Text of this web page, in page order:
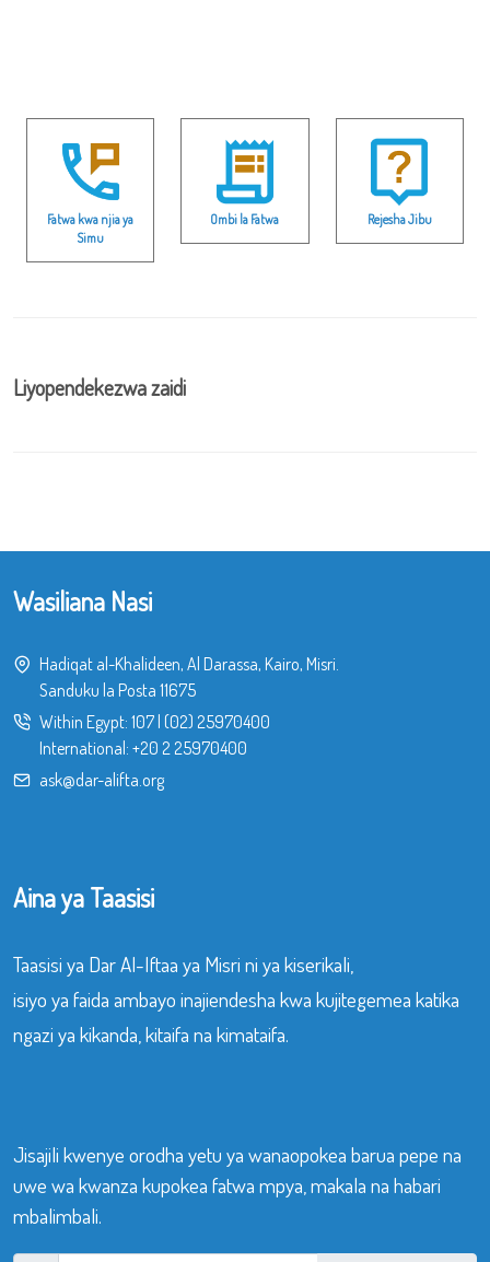
Fatwa kwa njia ya
Simu
Ombi la Fatwa Rejesha Jibu
Liyopendekezwa zaidi
Wasiliana Nasi
Hadiqat al-Khalideen, Al Darassa, Kairo, Misri.
Sanduku la Posta 11675
Within Egypt: 107| (02) 25970400
International: +20 2 25970400
ask@dar-alifta.org
Aina ya Taasisi
Taasisi ya Dar Al-Iftaa ya Misri ni ya kiserikali,
isiyo ya faida ambayo inajiendesha kwa kujitegemea katika
ngazi ya kikanda, kitaifa na kimataifa.
Jisajili kwenye orodha yetu ya wanaopokea barua pepe na
uwe wa kwanza kupokea fatwa mpya, makala na habari
mbalimbali.